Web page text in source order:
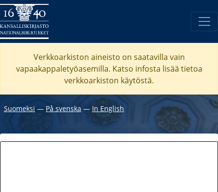
Verkkoarkiston aineisto on saatavilla vain
vapaakappaletyöasemilla. Katso infosta lisää tietoa
verkkoarkiston käytöstä.
Suomeksi ―På svenska ― In English